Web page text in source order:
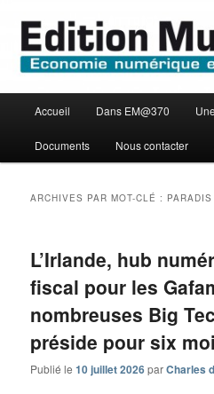
contenu
principal
contenu
secondaire
Edition
principal
Accueil Dans EM@370
Documents Nous contacter
ARCHIVES PAR MOT-CLÉ :
L’Irlande, hub
fiscal pour les
nombreuses Big
préside pour six
Publié le10 juillet 2026parCharles